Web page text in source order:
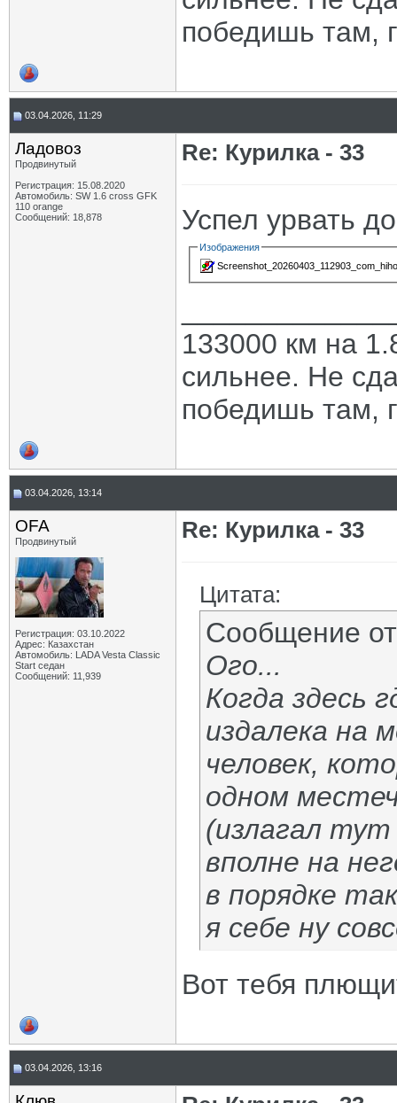
победишь там,
03.04.2026, 11:29
Ладовоз
Продвинутый
Регистрация: 15.08.2020
Автомобиль: SW 1.6 cross GFK
110 orange
Сообщений: 18,878
Re: Курилка - 33
Успел урвать
Изображения
133000 км на
сильнее. Не
победишь там,
03.04.2026, 13:14
OFA
Продвинутый
Регистрация: 03.10.2022
Адрес: Казахстан
Автомобиль: LADA Vesta Classic
Start седан
Сообщений: 11,939
Re: Курилка - 33
Цитата:
Сообщение
Ого...
Когда здесь
издалека на
человек,
одном
(излагал
вполне на
в порядке
я себе ну
Вот тебя
03.04.2026, 13:16